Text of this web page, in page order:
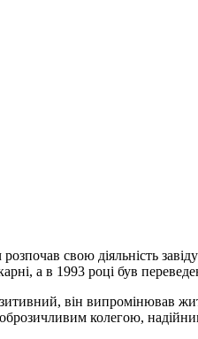
свою діяльність
а в 1993 році був
він випромінював
колегою,